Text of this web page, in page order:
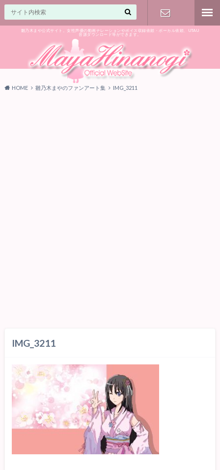
雛乃木まや公式サイト。女性声優の動画ナレーションやボイス収録依頼・ボーカル依頼、UTAU
音源ダウンロード等ができます。
気軽に♪
HOME 雛乃木まやのファンアート集 IMG_3211
IMG_3211